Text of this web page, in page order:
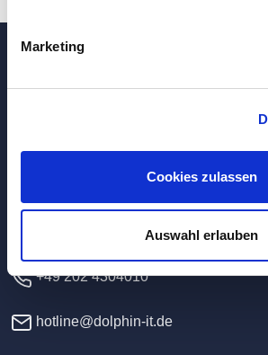
Marketing
Cookies zulassen
Auswahl erlauben
Hauptverwaltung /
42389 Wuppertal
+49 202 4304010
hotline@dolphin-it.de